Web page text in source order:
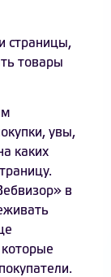
страницы,
товары
увы,
каких
в